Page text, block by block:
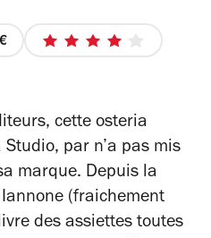
4
4
étoiles
cette osteria
par n’a pas mis
marque. Depuis la
(fraichement
des assiettes toutes